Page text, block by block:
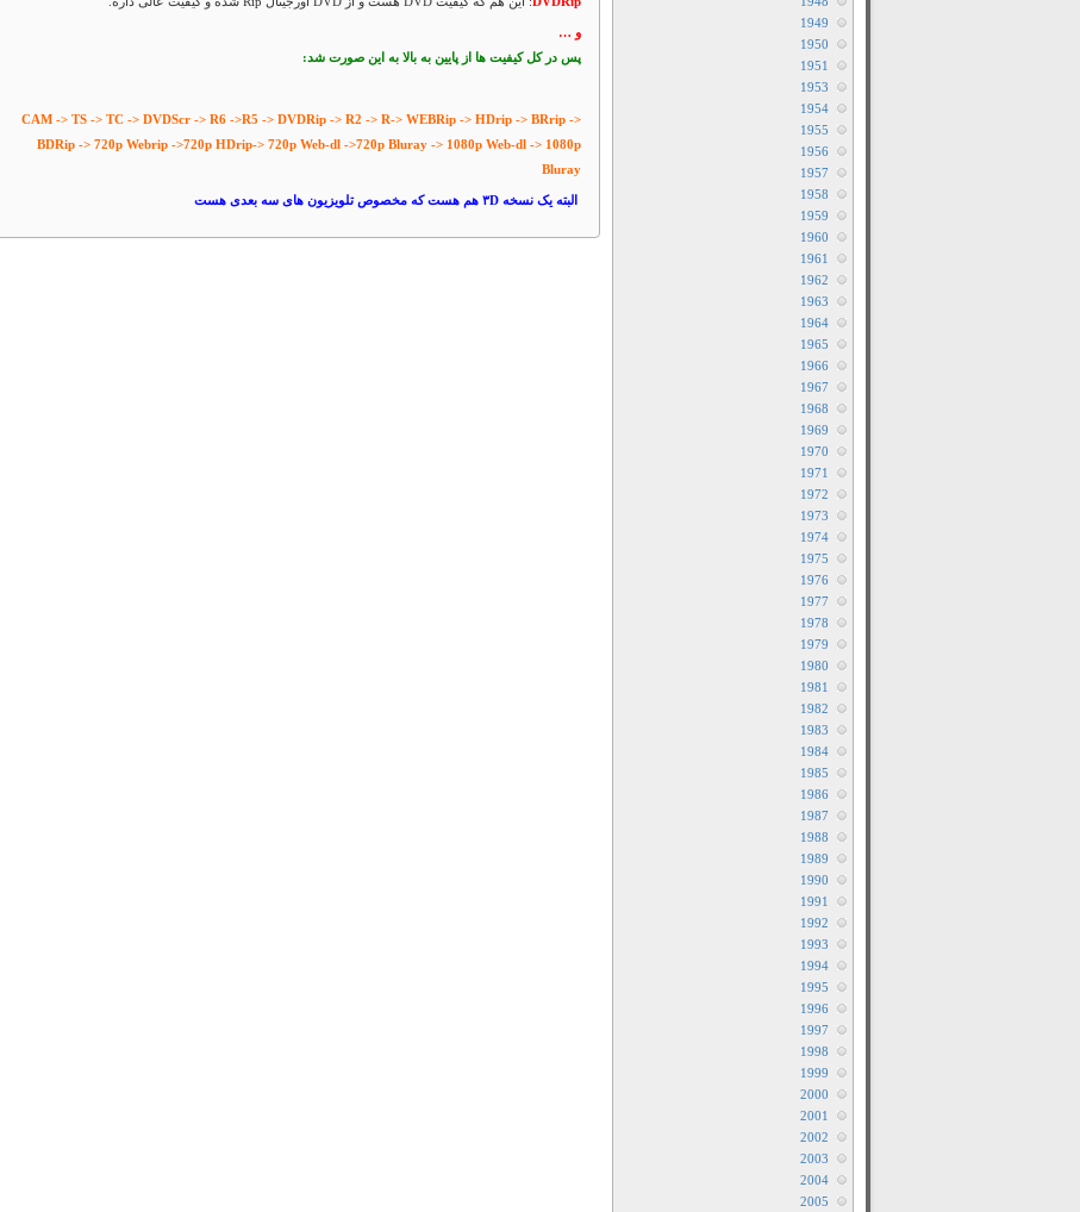
و …
پس در کل کیفیت ها از پایین به بالا به این صورت شد:
CAM -> TS -> TC -> DVDScr -> R6 ->R5 -> DVDRip -> R2 -> R-> WEBRip -> HDrip -> BRrip ->
BDRip -> 720p Webrip ->720p HDrip-> 720p Web-dl ->720p Bluray -> 1080p Web-dl -> 1080p
Bluray
البته یک نسخه ۳D هم هست که مخصوص تلویزیون های سه بعدی هست
1949
1950
1951
1953
1954
1955
1956
1957
1958
1959
1960
1961
1962
1963
1964
1965
1966
1967
1968
1969
1970
1971
1972
1973
1974
1975
1976
1977
1978
1979
1980
1981
1982
1983
1984
1985
1986
1987
1988
1989
1990
1991
1992
1993
1994
1995
1996
1997
1998
1999
2000
2001
2002
2003
2004
2005